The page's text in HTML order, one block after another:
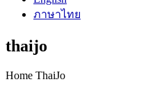
ภาษาไทย
thaijo
Home ThaiJo